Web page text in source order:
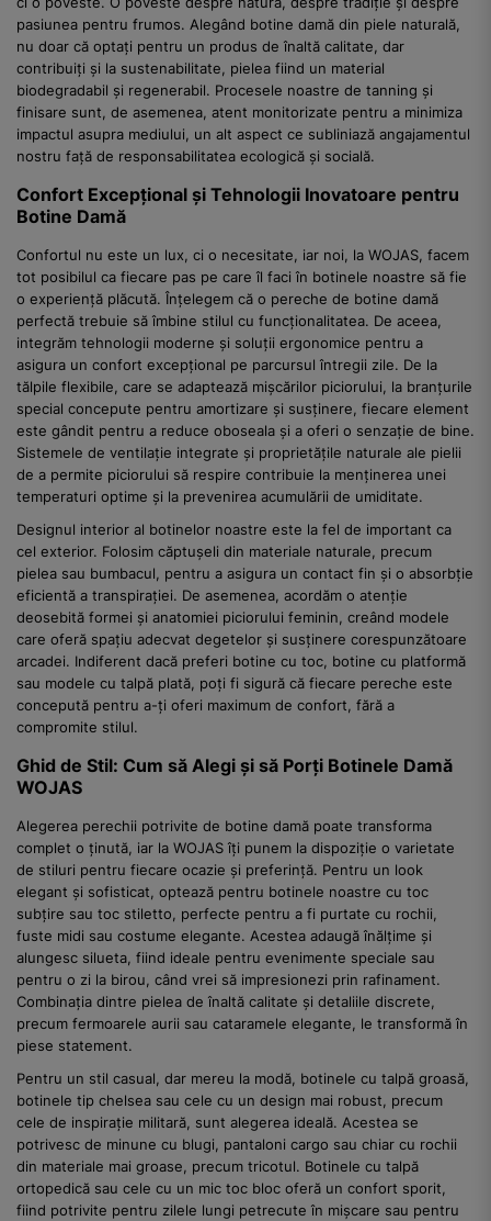
pasiunea pentru frumos. Alegând botine damă din piele naturală,
nu doar că optați pentru un produs de înaltă calitate, dar
contribuiți și la sustenabilitate, pielea fiind un material
biodegradabil și regenerabil. Procesele noastre de tanning și
finisare sunt, de asemenea, atent monitorizate pentru a minimiza
impactul asupra mediului, un alt aspect ce subliniază angajamentul
nostru față de responsabilitatea ecologică și socială.
Confort Excepțional și Tehnologii Inovatoare pentru
Botine Damă
Confortul nu este un lux, ci o necesitate, iar noi, la WOJAS, facem
tot posibilul ca fiecare pas pe care îl faci în botinele noastre să fie
o experiență plăcută. Înțelegem că o pereche de botine damă
perfectă trebuie să îmbine stilul cu funcționalitatea. De aceea,
integrăm tehnologii moderne și soluții ergonomice pentru a
asigura un confort excepțional pe parcursul întregii zile. De la
tălpile flexibile, care se adaptează mișcărilor piciorului, la branțurile
special concepute pentru amortizare și susținere, fiecare element
este gândit pentru a reduce oboseala și a oferi o senzație de bine.
Sistemele de ventilație integrate și proprietățile naturale ale pielii
de a permite piciorului să respire contribuie la menținerea unei
temperaturi optime și la prevenirea acumulării de umiditate.
Designul interior al botinelor noastre este la fel de important ca
cel exterior. Folosim căptușeli din materiale naturale, precum
pielea sau bumbacul, pentru a asigura un contact fin și o absorbție
eficientă a transpirației. De asemenea, acordăm o atenție
deosebită formei și anatomiei piciorului feminin, creând modele
care oferă spațiu adecvat degetelor și susținere corespunzătoare
arcadei. Indiferent dacă preferi botine cu toc, botine cu platformă
sau modele cu talpă plată, poți fi sigură că fiecare pereche este
concepută pentru a-ți oferi maximum de confort, fără a
compromite stilul.
Ghid de Stil: Cum să Alegi și să Porți Botinele Damă
WOJAS
Alegerea perechii potrivite de botine damă poate transforma
complet o ținută, iar la WOJAS îți punem la dispoziție o varietate
de stiluri pentru fiecare ocazie și preferință. Pentru un look
elegant și sofisticat, optează pentru botinele noastre cu toc
subțire sau toc stiletto, perfecte pentru a fi purtate cu rochii,
fuste midi sau costume elegante. Acestea adaugă înălțime și
alungesc silueta, fiind ideale pentru evenimente speciale sau
pentru o zi la birou, când vrei să impresionezi prin rafinament.
Combinația dintre pielea de înaltă calitate și detaliile discrete,
precum fermoarele aurii sau cataramele elegante, le transformă în
piese statement.
Pentru un stil casual, dar mereu la modă, botinele cu talpă groasă,
botinele tip chelsea sau cele cu un design mai robust, precum
cele de inspirație militară, sunt alegerea ideală. Acestea se
potrivesc de minune cu blugi, pantaloni cargo sau chiar cu rochii
din materiale mai groase, precum tricotul. Botinele cu talpă
ortopedică sau cele cu un mic toc bloc oferă un confort sporit,
fiind potrivite pentru zilele lungi petrecute în mișcare sau pentru